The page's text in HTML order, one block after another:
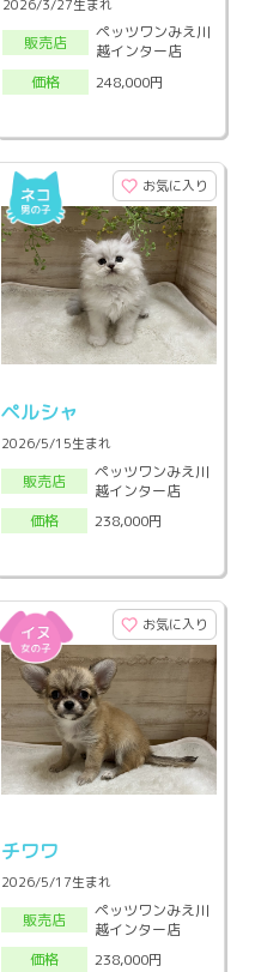
2026/3/27生まれ
販売店
ペッツワンみえ川
越インター店
価格
248,000円
お気に入り
ペルシャ
2026/5/15生まれ
販売店
ペッツワンみえ川
越インター店
価格
238,000円
お気に入り
チワワ
2026/5/17生まれ
販売店
ペッツワンみえ川
越インター店
価格
238,000円